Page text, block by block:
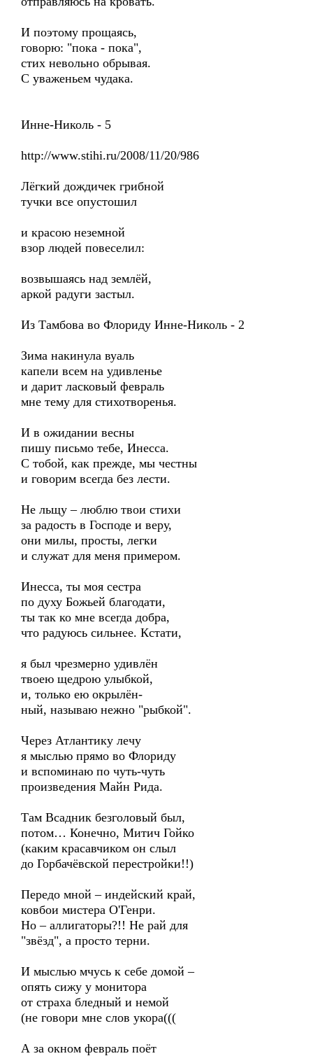
И поэтому прощаясь,
говорю: "пока - пока",
стих невольно обрывая.
С уваженьем чудака.
Инне-Николь - 5
http://www.stihi.ru/2008/11/20/986
Лёгкий дождичек грибной
тучки все опустошил
и красою неземной
взор людей повеселил:
возвышаясь над землёй,
аркой радуги застыл.
Из Тамбова во Флориду Инне-Николь - 2
Зима накинула вуаль
капели всем на удивленье
и дарит ласковый февраль
мне тему для стихотворенья.
И в ожидании весны
пишу письмо тебе, Инесса.
С тобой, как прежде, мы честны
и говорим всегда без лести.
Не льщу – люблю твои стихи
за радость в Господе и веру,
они милы, просты, легки
и служат для меня примером.
Инесса, ты моя сестра
по духу Божьей благодати,
ты так ко мне всегда добра,
что радуюсь сильнее. Кстати,
я был чрезмерно удивлён
твоею щедрою улыбкой,
и, только ею окрылён-
ный, называю нежно "рыбкой".
Через Атлантику лечу
я мыслью прямо во Флориду
и вспоминаю по чуть-чуть
произведения Майн Рида.
Там Всадник безголовый был,
потом… Конечно, Митич Гойко
(каким красавчиком он слыл
до Горбачёвской перестройки!!)
Передо мной – индейский край,
ковбои мистера О'Генри.
Но – аллигаторы?!! Не рай для
"звёзд", а просто терни.
И мыслью мчусь к себе домой –
опять сижу у монитора
от страха бледный и немой
(не говори мне слов укора(((
А за окном февраль поёт